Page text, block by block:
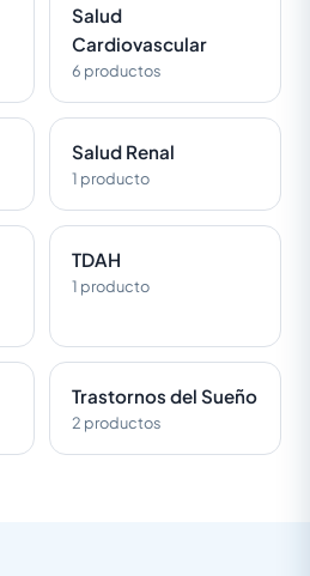
Salud
Cardiovascular
6 productos
Salud Renal
1 producto
TDAH
1 producto
Trastornos del Sueño
2 productos